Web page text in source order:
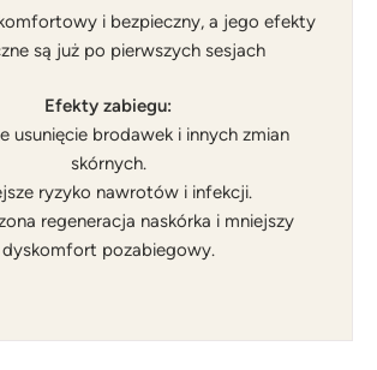
i bezpieczny, a jego efekty
są już po pierwszych sesjach
Efekty zabiegu:
usunięcie brodawek i innych zmian
skórnych.
ryzyko nawrotów i infekcji.
regeneracja naskórka i mniejszy
dyskomfort pozabiegowy.